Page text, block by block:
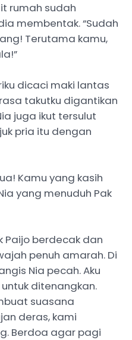
rumah sudah
membentak. “Sudah
Terutama kamu,
dicaci maki lantas
takutku digantikan
juga ikut tersulut
pria itu dengan
Kamu yang kasih
yang menuduh Pak
Paijo berdecak dan
penuh amarah. Di
Nia pecah. Aku
ditenangkan.
suasana
deras, kami
Berdoa agar pagi